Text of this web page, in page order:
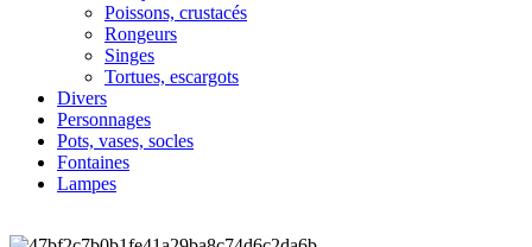
Poissons, crustacés
Rongeurs
Singes
Tortues, escargots
Divers
Personnages
Pots, vases, socles
Fontaines
Lampes